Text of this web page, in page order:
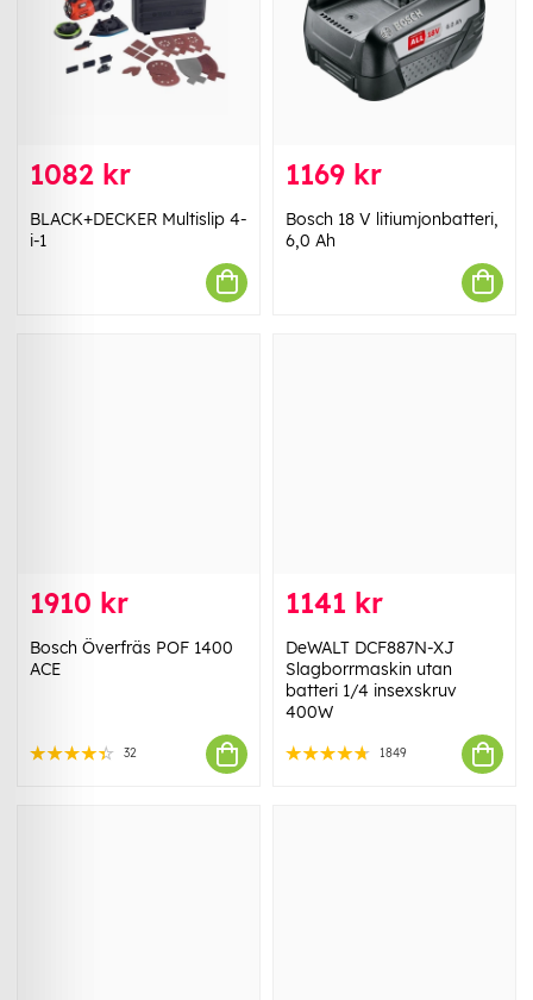
1082 kr
BLACK+DECKER Multislip 4-
i-1
1169 kr
Bosch 18 V litiumjonbatteri,
6,0 Ah
1910 kr
Bosch Överfräs POF 1400
ACE
32
1141 kr
DeWALT DCF887N-XJ
Slagborrmaskin utan
batteri 1/4 insexskruv
400W
1849